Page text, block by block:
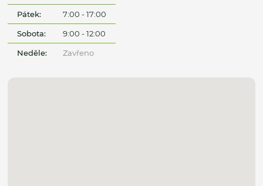
Pátek: 7:00 - 17:00
Sobota: 9:00 - 12:00
Neděle: Zavřeno